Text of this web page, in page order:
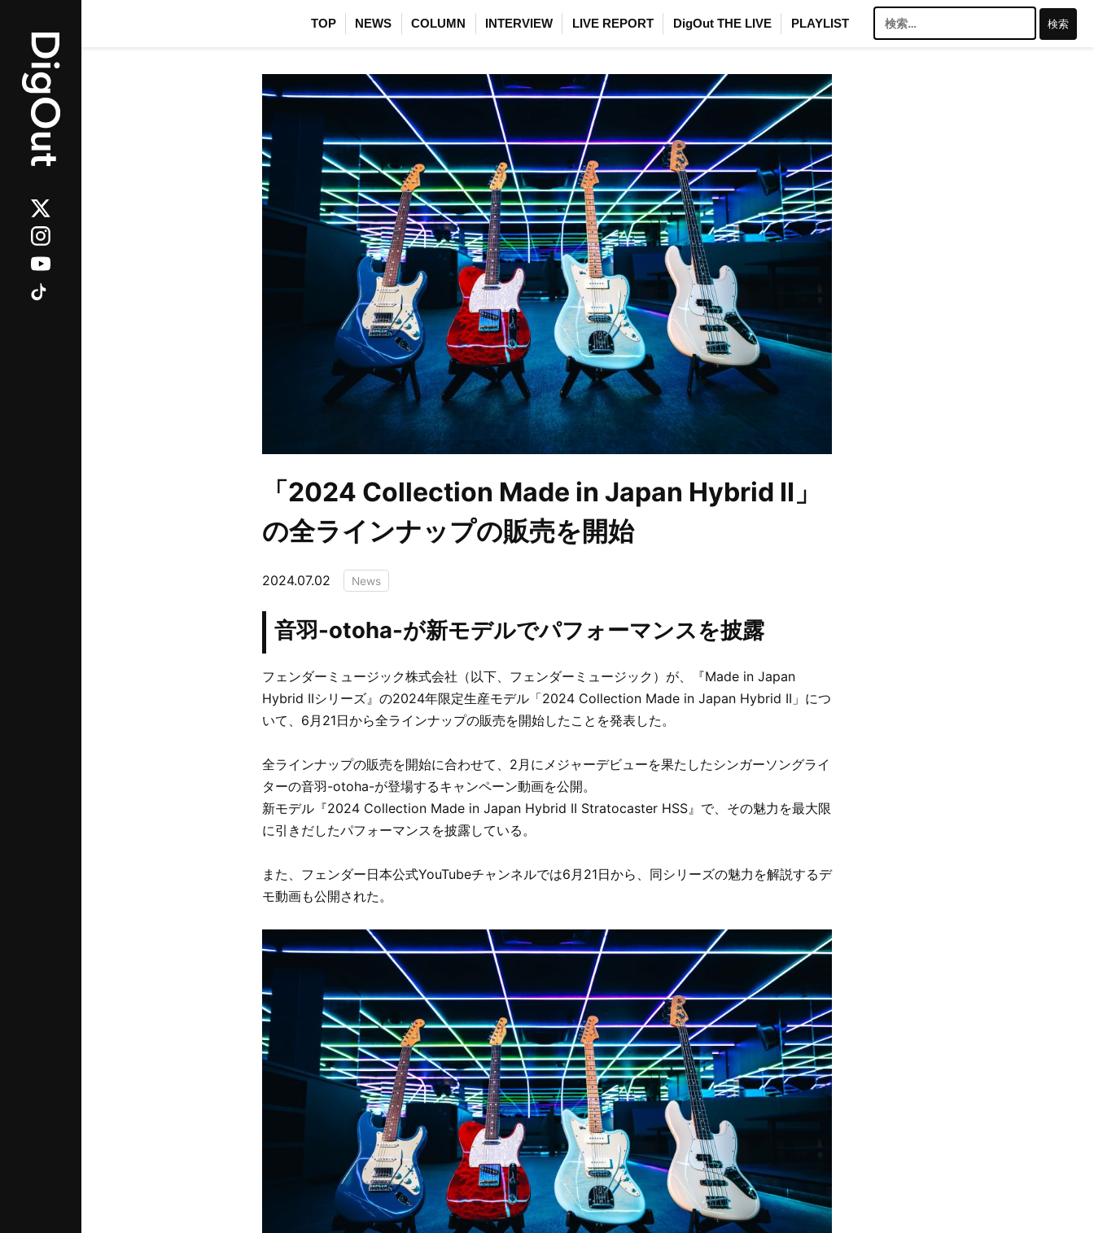
TOP NEWS COLUMN INTERVIEW LIVE REPORT DigOut THE LIVE PLAYLIST
索:
「2024 Collection Made in Japan Hybrid II」
の全ラインナップの販売を開始
2024.07.02 News
音羽-otoha-が新モデルでパフォーマンスを披露
フェンダーミュージック株式会社（以下、フェンダーミュージック）が、『Made in Japan
Hybrid IIシリーズ』の2024年限定生産モデル「2024 Collection Made in Japan Hybrid II」につ
いて、6月21日から全ラインナップの販売を開始したことを発表した。
全ラインナップの販売を開始に合わせて、2月にメジャーデビューを果たしたシンガーソングライ
ターの音羽-otoha-が登場するキャンペーン動画を公開。
新モデル『2024 Collection Made in Japan Hybrid II Stratocaster HSS』で、その魅力を最大限
に引きだしたパフォーマンスを披露している。
また、フェンダー日本公式YouTubeチャンネルでは6月21日から、同シリーズの魅力を解説するデ
モ動画も公開された。